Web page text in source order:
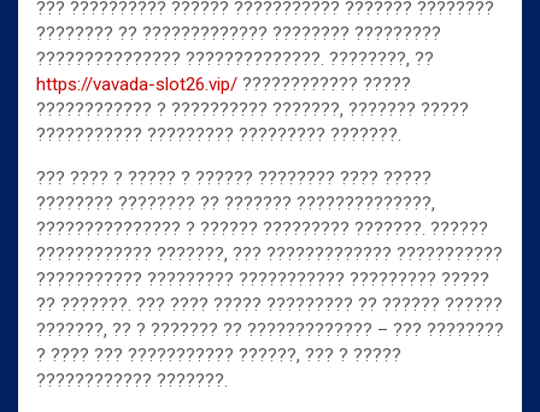
??? ?????????? ?????? ??????????? ??????? ????????
???????? ?? ????????????? ???????? ?????????
??????????????? ??????????????. ????????, ??
https://vavada-slot26.vip/ ???????????? ?????
???????????? ? ?????????? ???????, ??????? ?????
??????????? ????????? ????????? ???????.
??? ???? ? ????? ? ?????? ???????? ???? ?????
???????? ???????? ?? ??????? ??????????????,
??????????????? ? ?????? ????????? ???????. ??????
???????????? ???????, ??? ????????????? ???????????
??????????? ????????? ??????????? ????????? ?????
?? ???????. ??? ???? ????? ????????? ?? ?????? ??????
???????, ?? ? ??????? ?? ????????????? – ??? ????????
? ???? ??? ??????????? ??????, ??? ? ?????
???????????? ???????.